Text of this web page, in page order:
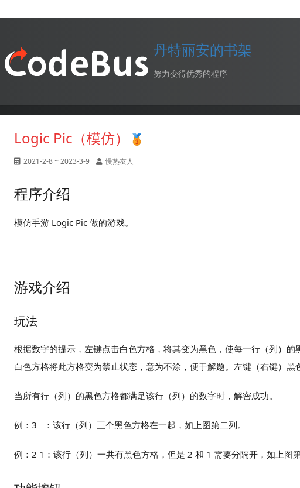
丹特丽安的书架
努力变得优秀的程序
Logic Pic（模仿）
2021-2-8 ~ 2023-3-9 慢热友人
程序介绍
模仿手游 Logic Pic 做的游戏。
游戏介绍
玩法
根据数字的提示，左键点击白色方格，将其变为黑色，使每一行（列）
白色方格将此方格变为禁止状态，意为不涂，便于解题。左键（右键）黑
当所有行（列）的黑色方格都满足该行（列）的数字时，解密成功。
例：3 ：该行（列）三个黑色方格在一起，如上图第二列。
例：2 1：该行（列）一共有黑色方格，但是 2 和 1 需要分隔开，如上图第